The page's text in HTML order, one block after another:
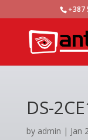
+387
DS-
by admin | Jan